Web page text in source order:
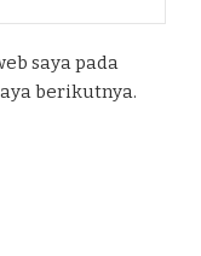
saya pada
berikutnya.